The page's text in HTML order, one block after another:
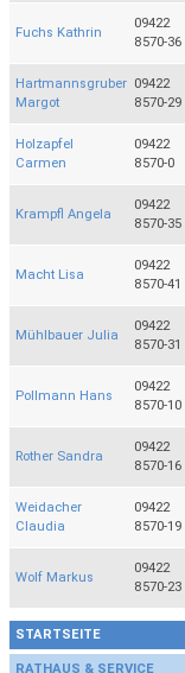
STARTSEITE
RATHAUS & SERVICE
Fuchs Kathrin
09422
8570-36
Hartmannsgruber
Margot
09422
8570-29
Holzapfel
Carmen
09422
8570-0
Krampfl Angela
09422
8570-35
Macht Lisa
09422
8570-41
Mühlbauer Julia
09422
8570-31
Pollmann Hans
09422
8570-10
Rother Sandra
09422
8570-16
Weidacher
Claudia
09422
8570-19
Wolf Markus
09422
8570-23